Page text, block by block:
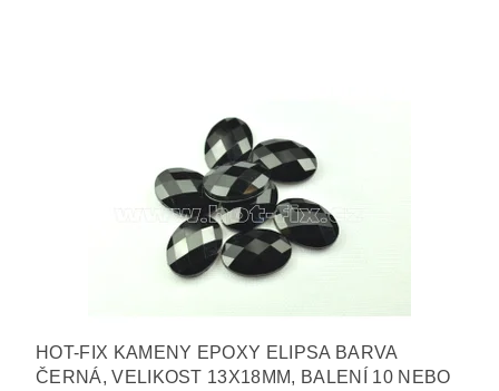
HOT-FIX KAMENY EPOXY ELIPSA BARVA
ČERNÁ, VELIKOST 13X18MM, BALENÍ 10 NEBO